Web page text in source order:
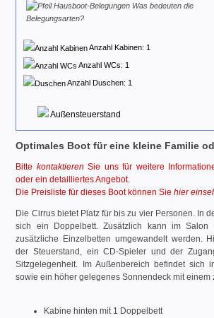
Was bedeuten die
Belegungsarten?
Anzahl Kabinen: 1
Anzahl WCs: 1
Anzahl Duschen: 1
Außensteuerstand
Optimales Boot für eine kleine Familie
Bitte kontaktieren Sie uns für weitere
oder ein detailliertes Angebot.
Die Preisliste für dieses Boot können Siehier
Die Cirrus bietet Platz für bis zu vier Personen. In
sich ein Doppelbett. Zusätzlich kann im
zusätzliche Einzelbetten umgewandelt werden.
der Steuerstand, ein CD-Spieler und der
Sitzgelegenheit. Im Außenbereich befindet sich
sowie ein höher gelegenes Sonnendeck mit einem
Kabine hinten mit 1 Doppelbett